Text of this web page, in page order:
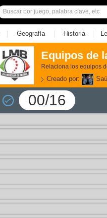
| Geografía | Historia |
Equipos de
Relaciona los equipos
Creado por: Saúl
00/16